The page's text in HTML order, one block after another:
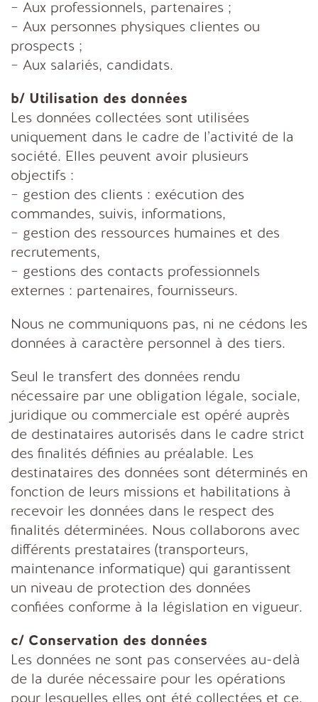
– Aux professionnels, partenaires ;
– Aux personnes physiques clientes ou
prospects ;
– Aux salariés, candidats.
b/ Utilisation des données
Les données collectées sont utilisées
uniquement dans le cadre de l’activité de la
société. Elles peuvent avoir plusieurs
objectifs :
– gestion des clients : exécution des
commandes, suivis, informations,
– gestion des ressources humaines et des
recrutements,
– gestions des contacts professionnels
externes : partenaires, fournisseurs.
Nous ne communiquons pas, ni ne cédons les
données à caractère personnel à des tiers.
Seul le transfert des données rendu
nécessaire par une obligation légale, sociale,
juridique ou commerciale est opéré auprès
de destinataires autorisés dans le cadre strict
des finalités définies au préalable. Les
destinataires des données sont déterminés en
fonction de leurs missions et habilitations à
recevoir les données dans le respect des
finalités déterminées. Nous collaborons avec
différents prestataires (transporteurs,
maintenance informatique) qui garantissent
un niveau de protection des données
confiées conforme à la législation en vigueur.
c/ Conservation des données
Les données ne sont pas conservées au-delà
de la durée nécessaire pour les opérations